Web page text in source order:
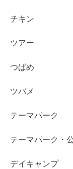
チキン
ツアー
つばめ
ツバメ
テーマパーク
テーマパーク・
デイキャンプ